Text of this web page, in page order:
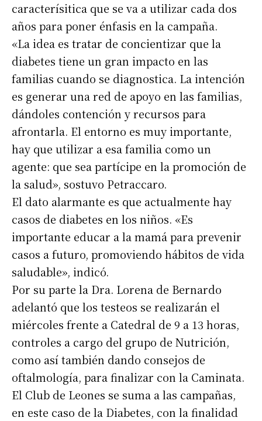
Suscribirme gratis
Dirección de correo electrónico *
Nombre
Apellidos
caracterísitica que se va a utilizar cada dos
años para poner énfasis en la campaña.
«La idea es tratar de concientizar que la
diabetes tiene un gran impacto en las
familias cuando se diagnostica. La intención
es generar una red de apoyo en las familias,
dándoles contención y recursos para
afrontarla. El entorno es muy importante,
hay que utilizar a esa familia como un
agente: que sea partícipe en la promoción de
la salud», sostuvo Petraccaro.
El dato alarmante es que actualmente hay
casos de diabetes en los niños. «Es
importante educar a la mamá para prevenir
casos a futuro, promoviendo hábitos de vida
saludable», indicó.
Por su parte la Dra. Lorena de Bernardo
adelantó que los testeos se realizarán el
miércoles frente a Catedral de 9 a 13 horas,
controles a cargo del grupo de Nutrición,
como así también dando consejos de
oftalmología, para finalizar con la Caminata.
El Club de Leones se suma a las campañas,
en este caso de la Diabetes, con la finalidad